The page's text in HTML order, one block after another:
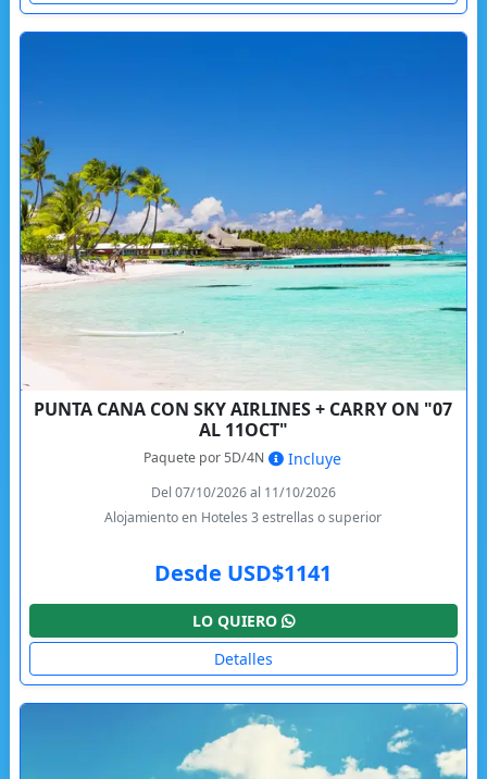
PUNTA CANA CON SKY AIRLINES + CARRY ON "07
AL 11OCT"
Paquete por 5D/4N Incluye
Del 07/10/2026 al 11/10/2026
Alojamiento en Hoteles 3 estrellas o superior
Desde USD$1141
LO QUIERO
Detalles